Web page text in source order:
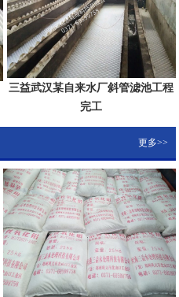
三益武汉某自来水厂斜管滤池工程
完工
更多>>